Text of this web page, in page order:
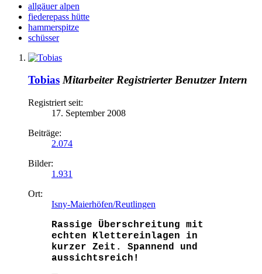
allgäuer alpen
fiederepass hütte
hammerspitze
schüsser
Tobias Mitarbeiter Registrierter Benutzer Intern
Registriert seit:
17. September 2008
Beiträge:
2.074
Bilder:
1.931
Ort:
Isny-Maierhöfen/Reutlingen
Rassige Überschreitung mit
echten Klettereinlagen in
kurzer Zeit. Spannend und
aussichtsreich!